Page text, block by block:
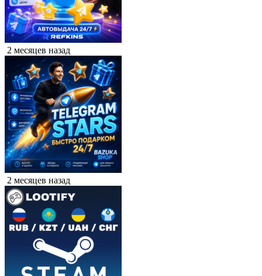
2 месяцев назад
2 месяцев назад